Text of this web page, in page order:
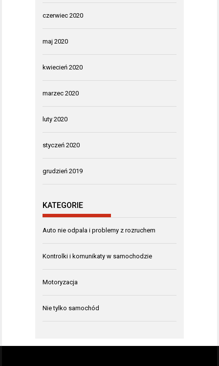
czerwiec 2020
maj 2020
kwiecień 2020
marzec 2020
luty 2020
styczeń 2020
grudzień 2019
KATEGORIE
Auto nie odpala i problemy z rozruchem
Kontrolki i komunikaty w samochodzie
Motoryzacja
Nie tylko samochód